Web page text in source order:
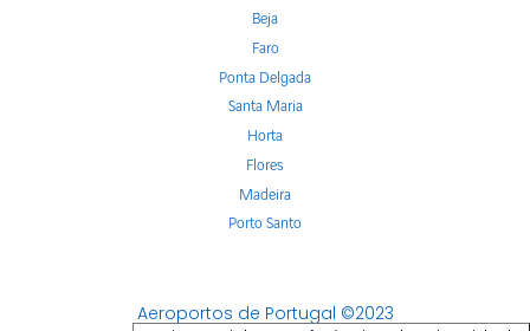
Beja
Faro
Ponta Delgada
Santa Maria
Horta
Flores
Madeira
Porto Santo
Aeroportos de Portugal ©2023